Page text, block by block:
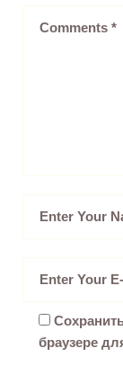
браузере